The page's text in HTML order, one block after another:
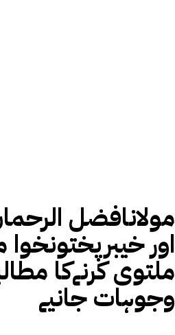
مولانافضل
اور
ملتوی کرنےکا
وجوہات جانیے